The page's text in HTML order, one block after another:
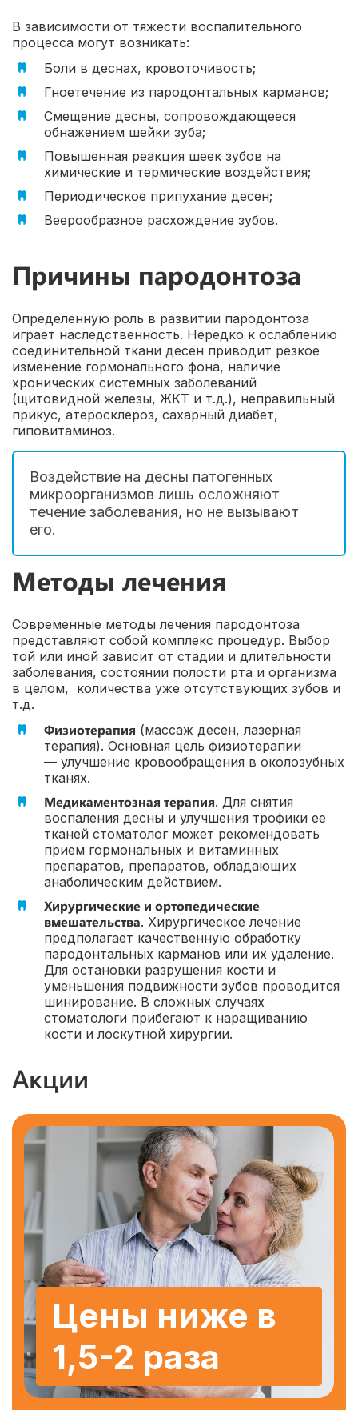
В зависимости от тяжести воспалительного
процесса могут возникать:
Боли в деснах, кровоточивость;
Гноетечение из пародонтальных карманов;
Смещение десны, сопровождающееся
обнажением шейки зуба;
Повышенная реакция шеек зубов на
химические и термические воздействия;
Периодическое припухание десен;
Веерообразное расхождение зубов.
Причины пародонтоза
Определенную роль в развитии пародонтоза
играет наследственность. Нередко к ослаблению
соединительной ткани десен приводит резкое
изменение гормонального фона, наличие
хронических системных заболеваний
(щитовидной железы, ЖКТ и т.д.), неправильный
прикус, атеросклероз, сахарный диабет,
гиповитаминоз.
Воздействие на десны патогенных
микроорганизмов лишь осложняют
течение заболевания, но не вызывают
его.
Методы лечения
Современные методы лечения пародонтоза
представляют собой комплекс процедур. Выбор
той или иной зависит от стадии и длительности
заболевания, состоянии полости рта и организма
в целом, количества уже отсутствующих зубов и
т.д.
Физиотерапия (массаж десен, лазерная
терапия). Основная цель физиотерапии
— улучшение кровообращения в околозубных
тканях.
Медикаментозная терапия. Для снятия
воспаления десны и улучшения трофики ее
тканей стоматолог может рекомендовать
прием гормональных и витаминных
препаратов, препаратов, обладающих
анаболическим действием.
Хирургические и ортопедические
вмешательства. Хирургическое лечение
предполагает качественную обработку
пародонтальных карманов или их удаление.
Для остановки разрушения кости и
уменьшения подвижности зубов проводится
шинирование. В сложных случаях
стоматологи прибегают к наращиванию
кости и лоскутной хирургии.
Акции
Цены ниже в
1,5-2 раза